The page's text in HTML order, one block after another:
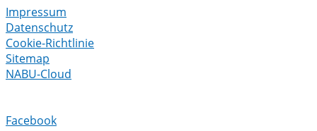
Impressum
Datenschutz
Cookie-Richtlinie
Sitemap
NABU-Cloud
Facebook